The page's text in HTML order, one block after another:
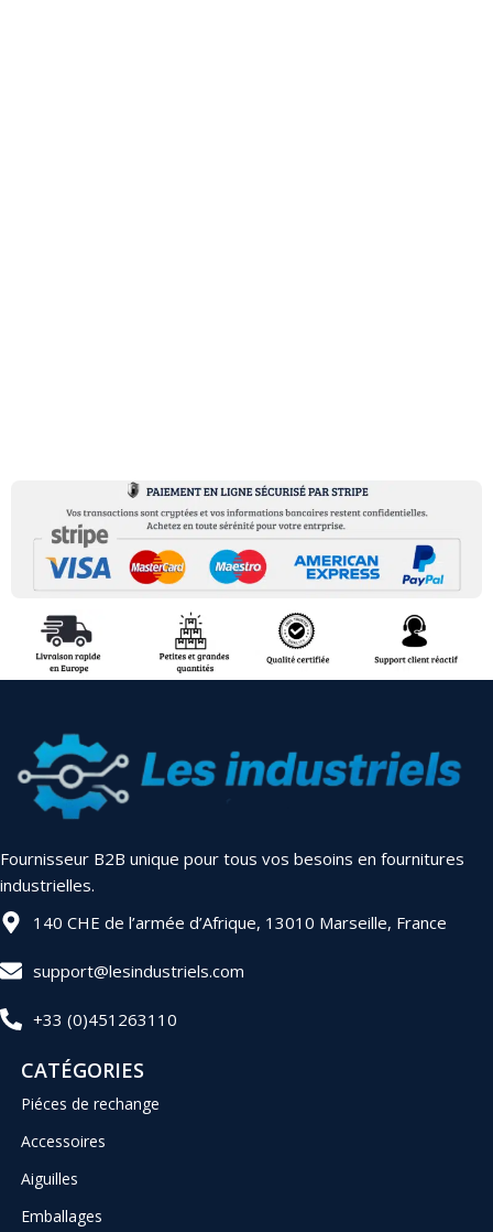
Fournisseur B2B unique pour tous vos besoins en fournitures
industrielles.
140 CHE de l’armée d’Afrique, 13010 Marseille, France
support@lesindustriels.com
+33 (0)451263110
CATÉGORIES
Piéces de rechange
Accessoires
Aiguilles
Emballages